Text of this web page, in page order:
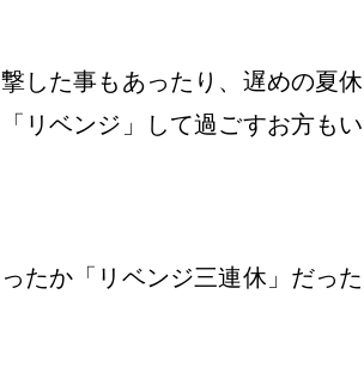
した事もあったり、遅めの夏休
リベンジ」して過ごすお方もい
たか「リベンジ三連休」だった